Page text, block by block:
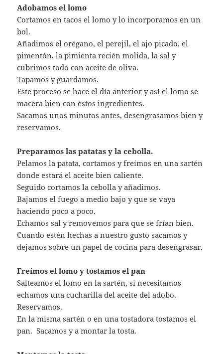
Adobamos el lomo
Cortamos en tacos el lomo y lo incorporamos en un
bol.
Añadimos el orégano, el perejil, el ajo picado, el
pimentón, la pimienta recién molida, la sal y
cubrimos todo con aceite de oliva.
Tapamos y guardamos.
Este proceso se hace el día anterior y así el lomo se
macera bien con estos ingredientes.
Sacamos unos minutos antes, desengrasamos bien y
reservamos.
Preparamos las patatas y la cebolla.
Pelamos la patata, cortamos y freímos en una sartén
donde estará el aceite bien caliente.
Seguido cortamos la cebolla y añadimos.
Bajamos el fuego a medio bajo y que se vaya
haciendo poco a poco.
Echamos sal y removemos para que se frían bien.
Cuando estén hechas a nuestro gusto sacamos y
dejamos sobre un papel de cocina para desengrasar.
Freímos el lomo y tostamos el pan
Salteamos el lomo en la sartén, si necesitamos
echamos una cucharilla del aceite del adobo.
Reservamos.
En la misma sartén o en una tostadora tostamos el
pan. Sacamos y a montar la tosta.